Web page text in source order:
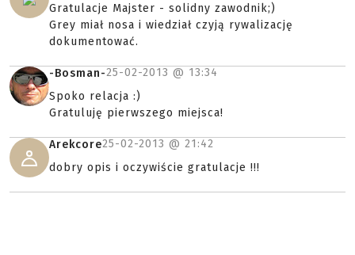
Gratulacje Majster - solidny zawodnik;)
Grey miał nosa i wiedział czyją rywalizację
dokumentować.
-Bosman-25-02-2013 @ 13:34
Spoko relacja :)
Gratuluję pierwszego miejsca!
Arekcore25-02-2013 @ 21:42
dobry opis i oczywiście gratulacje !!!